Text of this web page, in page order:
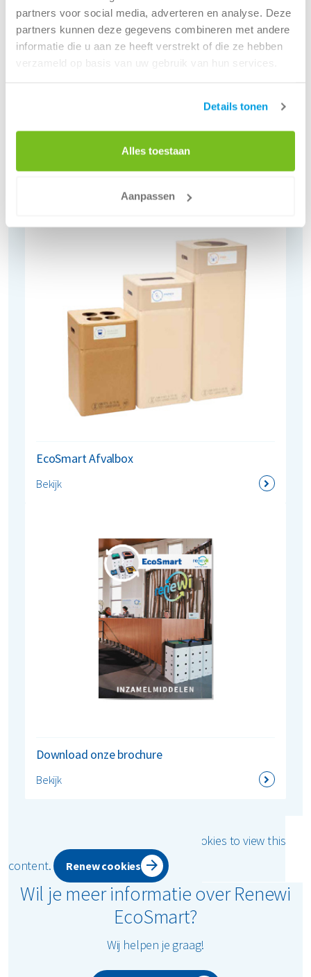
partners voor social media, adverteren en analyse. Deze
partners kunnen deze gegevens combineren met andere
informatie die u aan ze heeft verstrekt of die ze hebben
verzameld op basis van uw gebruik van hun services.
Details tonen
Alles toestaan
Aanpassen
EcoSmart Afvalzakken
EcoSmart Afvalbox
Bekijk
Download onze brochure
Bekijk
Please accept the marketing cookies to view this
content.
Renew cookies
Wil je meer informatie over Renewi
EcoSmart?
Wij helpen je graag!